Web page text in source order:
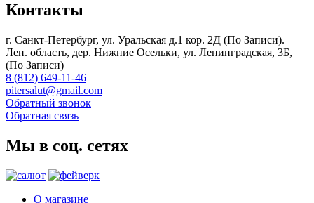
Контакты
г. Санкт-Петербург, ул. Уральская д.1 кор. 2Д (По Записи).
Лен. область, дер. Нижние Осельки, ул. Ленинградская, 3Б,
(По Записи)
8 (812) 649-11-46
pitersalut@gmail.com
Обратный звонок
Обратная связь
Мы в соц. сетях
О магазине